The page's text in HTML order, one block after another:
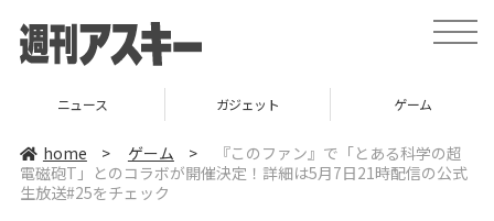
t
o
a
v
i
ニュース ガジェット ゲーム
home > ゲーム >
『このファン』で「とある科学の超
電磁砲T」とのコラボが開催決定！詳細は5月7日21時配信の公式
生放送#25をチェック